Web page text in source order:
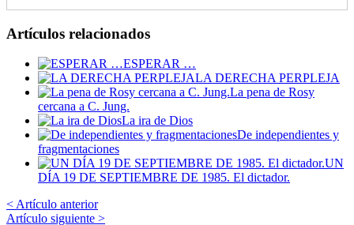
Artículos relacionados
ESPERAR …
LA DERECHA PERPLEJA
La pena de Rosy
cercana a C. Jung.
La ira de Dios
De independientes y
fragmentaciones
UN
DÍA 19 DE SEPTIEMBRE DE 1985. El dictador.
< Artículo anterior
Artículo siguiente >